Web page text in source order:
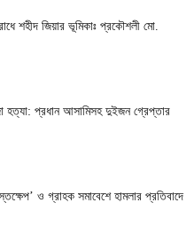
শহীদ জিয়ার ভূমিকাঃ প্রকৌশলী মো.
হত্যা: প্রধান আসামিসহ দুইজন গ্রেপ্তার
ও গ্রাহক সমাবেশে হামলার প্রতিবাদে